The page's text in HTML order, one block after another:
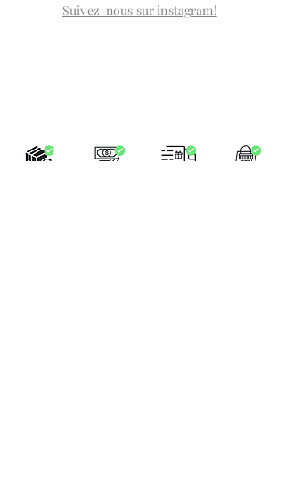
Suivez-nous sur instagram!